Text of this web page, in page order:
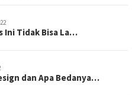
Ini Tidak Bisa La…
dan Apa Bedanya…